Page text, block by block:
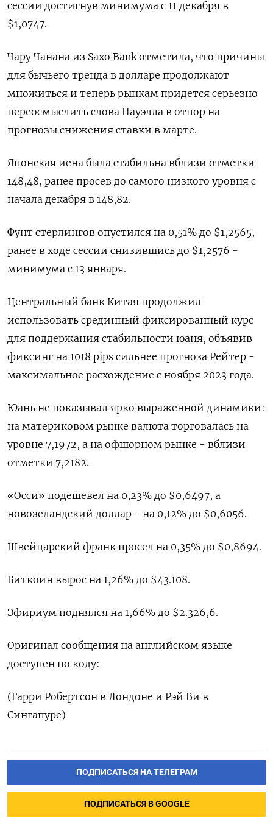
сессии достигнув минимума с 11 декабря в
$1,0747.
Чару Чанана из Saxo Bank отметила, что причины
для бычьего тренда в долларе продолжают
множиться и теперь рынкам придется серьезно
переосмыслить слова Пауэлла в отпор на
прогнозы снижения ставки в марте.
Японская иена была стабильна вблизи отметки
148,48, ранее просев до самого низкого уровня с
начала декабря в 148,82.
Фунт стерлингов опустился на 0,51% до $1,2565,
ранее в ходе сессии снизившись до $1,2576 -
минимума с 13 января.
Центральный банк Китая продолжил
использовать срединный фиксированный курс
для поддержания стабильности юаня, объявив
фиксинг на 1018 pips сильнее прогноза Рейтер -
максимальное расхождение с ноября 2023 года.
Юань не показывал ярко выраженной динамики:
на материковом рынке валюта торговалась на
уровне 7,1972​, а на офшорном рынке - вблизи
отметки 7,2182.
«Осси» подешевел на 0,23% до $0,6497​, а
новозеландский доллар - на 0,12% до $0,6056​.
Швейцарский франк просел на 0,35% до $0,8694​.
Биткоин вырос на 1,26% до $43.108.
Эфириум поднялся на 1,66% до $2.326,6.
Оригинал сообщения на английском языке
доступен по коду:
(Гарри Робертсон в Лондоне и Рэй Ви в
Сингапуре)
ПОДПИСАТЬСЯ НА ТЕЛЕГРАМ
ПОДПИСАТЬСЯ В GOOGLE